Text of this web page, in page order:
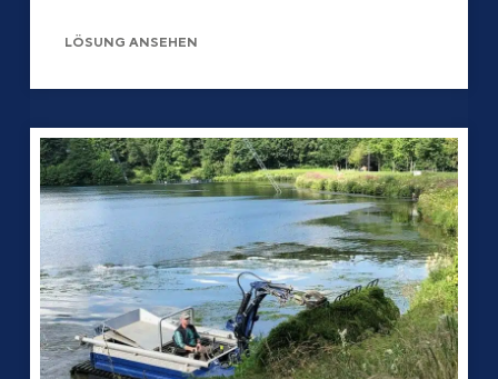
LÖSUNG ANSEHEN